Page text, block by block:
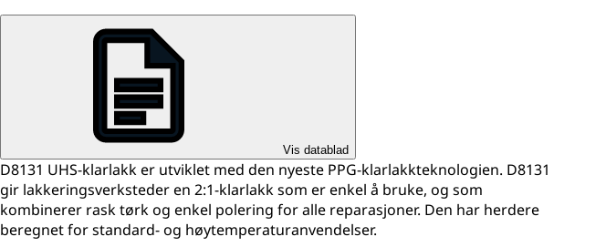
Vis datablad
D8131 UHS-klarlakk er utviklet med den nyeste PPG-klarlakkteknologien. D8131
gir lakkeringsverksteder en 2:1-klarlakk som er enkel å bruke, og som
kombinerer rask tørk og enkel polering for alle reparasjoner. Den har herdere
beregnet for standard- og høytemperaturanvendelser.